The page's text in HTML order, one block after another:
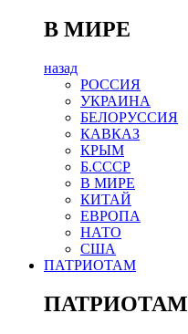
В МИРЕ
назад
РОСCИЯ
УКРАИНА
БЕЛОРУССИЯ
КАВКАЗ
КРЫМ
Б.СССР
В МИРЕ
КИТАЙ
ЕВРОПА
НАТО
США
ПАТРИОТАМ
ПАТРИОТАМ